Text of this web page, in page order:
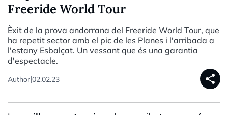
Freeride World Tour
Èxit de la prova andorrana del Freeride World Tour, que
ha repetit sector amb el pic de les Planes i l'arribada a
l'estany Esbalçat. Un vessant que és una garantia
d'espectacle.
Author|02.02.23 share